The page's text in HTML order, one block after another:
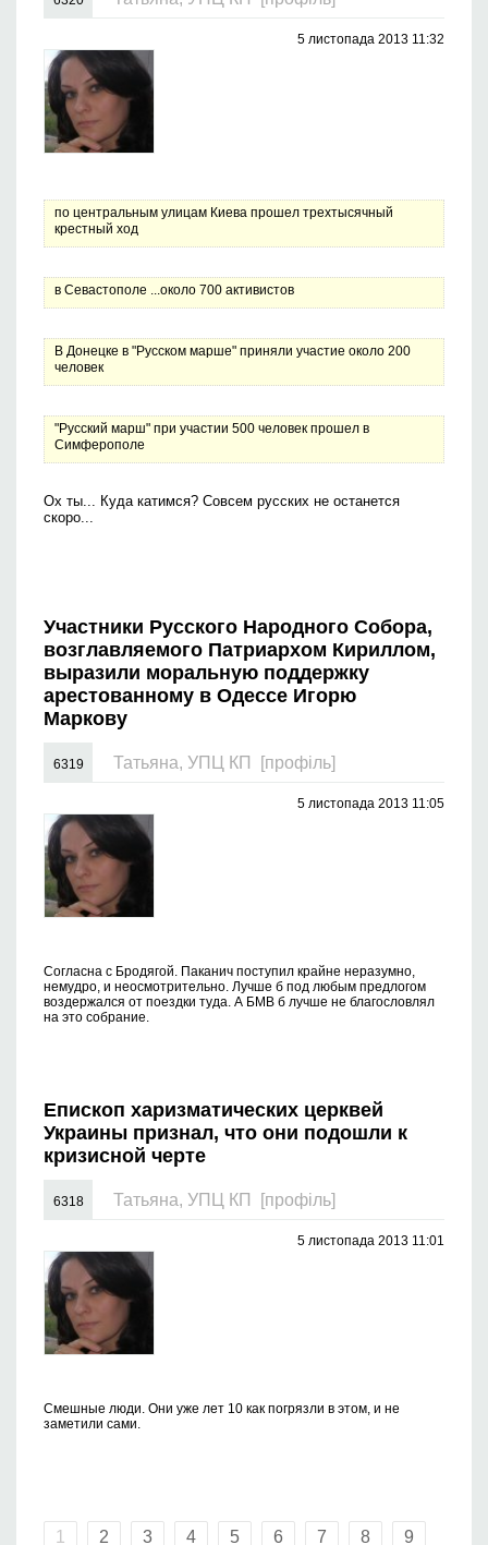
5 листопада 2013 11:32
по центральным улицам Киева прошел трехтысячный
крестный ход
в Севастополе ...около 700 активистов
В Донецке в "Русском марше" приняли участие около 200
человек
"Русский марш" при участии 500 человек прошел в
Симферополе
Ох ты... Куда катимся? Совсем русских не останется
скоро...
Участники Русского Народного Собора,
возглавляемого Патриархом Кириллом,
выразили моральную поддержку
арестованному в Одессе Игорю
Маркову
6319 Татьяна, УПЦ КП [профіль]
5 листопада 2013 11:05
Согласна с Бродягой. Паканич поступил крайне неразумно,
немудро, и неосмотрительно. Лучше б под любым предлогом
воздержался от поездки туда. А БМВ б лучше не благословлял
на это собрание.
Епископ харизматических церквей
Украины признал, что они подошли к
кризисной черте
6318 Татьяна, УПЦ КП [профіль]
5 листопада 2013 11:01
Смешные люди. Они уже лет 10 как погрязли в этом, и не
заметили сами.
1 2 3 4 5 6 7 8 9